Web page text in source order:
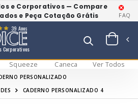
e Corporativos — Compare
e Peça Cotação Grátis
FAQ
Corporativos
39 Anos
Squeeze Caneca Ver Todos
PERSONALIZADO
CADERNO PERSONALIZADO 4